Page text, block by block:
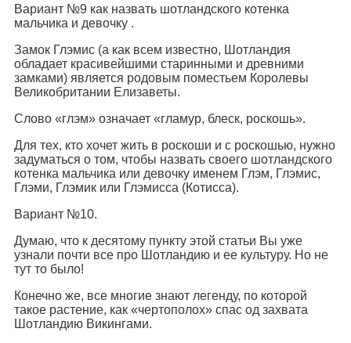
Вариант №9 как назвать шотландского котенка
мальчика и девочку .
Замок Глэмис (а как всем известно, Шотландия
обладает красивейшими старинными и древними
замками) является родовым поместьем Королевы
Великобритании Елизаветы.
Слово «глэм» означает «гламур, блеск, роскошь».
Для тех, кто хочет жить в роскоши и с роскошью, нужно
задуматься о том, чтобы назвать своего шотландского
котенка мальчика или девочку именем Глэм, Глэмис,
Глэми, Глэмик или Глэмисса (Котисса).
Вариант №10.
Думаю, что к десятому пункту этой статьи Вы уже
узнали почти все про Шотландию и ее культуру. Но не
тут то было!
Конечно же, все многие знают легенду, по которой
такое растение, как «чертополох» спас од захвата
Шотландию Викингами.